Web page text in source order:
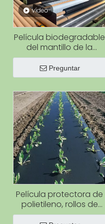
vídeo
Película biodegradable
del mantillo de la
película plástica negra
del mantillo de la
cubierta del suelo
Preguntar
Película protectora de
polietileno, rollos de
película protectora